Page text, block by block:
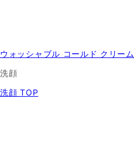
ウォッシャブル コールド クリーム
洗顔
洗顔 TOP